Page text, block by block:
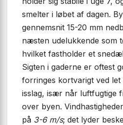
smelter i løbet af dagen.
gennemsnit 15-20 mm
næsten udelukkende som
hvilket fastholder et
Sigten i gaderne er oftest
forringes kortvarigt ved
isslag, især når luftfugtige
over byen.
på 3-6 m/s; det lyder